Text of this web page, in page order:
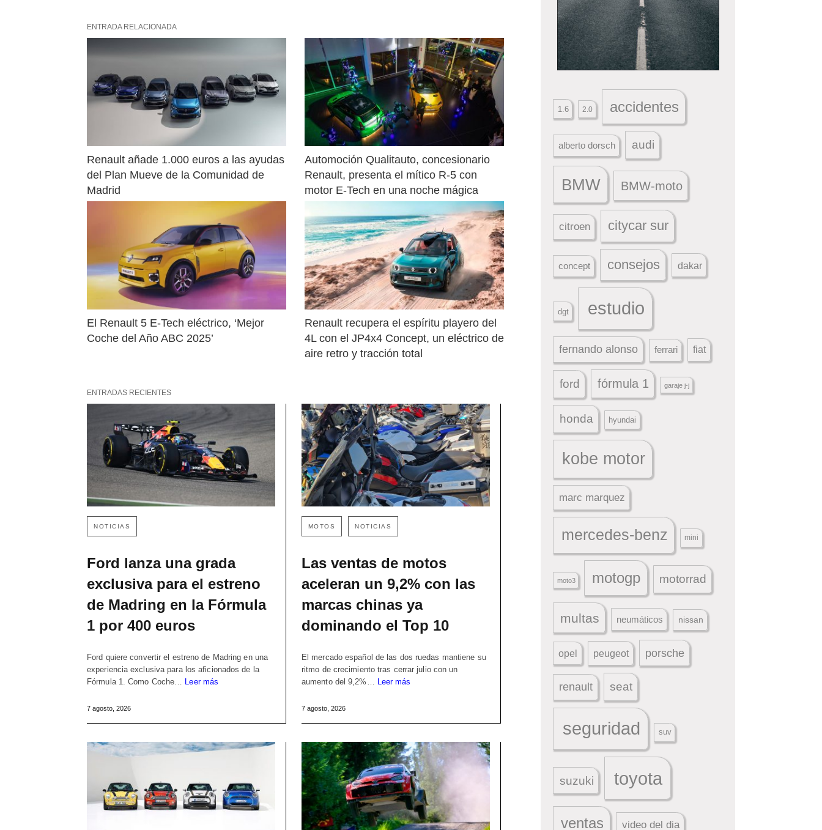
ENTRADA RELACIONADA
Renault añade 1.000 euros a las ayudas
del Plan Mueve de la Comunidad de
Madrid
Automoción Qualitauto, concesionario
Renault, presenta el mítico R-5 con
motor E-Tech en una noche mágica
El Renault 5 E-Tech eléctrico, ‘Mejor
Coche del Año ABC 2025’
Renault recupera el espíritu playero del
4L con el JP4x4 Concept, un eléctrico de
aire retro y tracción total
ENTRADAS RECIENTES
NOTICIAS
Ford lanza una grada
exclusiva para el estreno
de Madring en la Fórmula
1 por 400 euros
Ford quiere convertir el estreno de Madring en una
experiencia exclusiva para los aficionados de la
Fórmula 1. Como Coche… Leer más
7 agosto, 2026
MOTOS NOTICIAS
Las ventas de motos
aceleran un 9,2% con las
marcas chinas ya
dominando el Top 10
El mercado español de las dos ruedas mantiene su
ritmo de crecimiento tras cerrar julio con un
aumento del 9,2%… Leer más
7 agosto, 2026
1.6 2.0 accidentes
alberto dorsch audi
BMW BMW-moto
citroen citycar sur
concept consejos dakar
dgt estudio
fernando alonso ferrari fiat
ford fórmula 1 garaje j-j
honda hyundai
kobe motor
marc marquez
mercedes-benz mini
moto3 motogp motorrad
multas neumáticos nissan
opel peugeot porsche
renault seat
seguridad suv
suzuki toyota
ventas video del dia